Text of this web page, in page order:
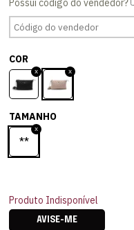
COR
TAMANHO
**
Produto Indisponível
AVISE-ME